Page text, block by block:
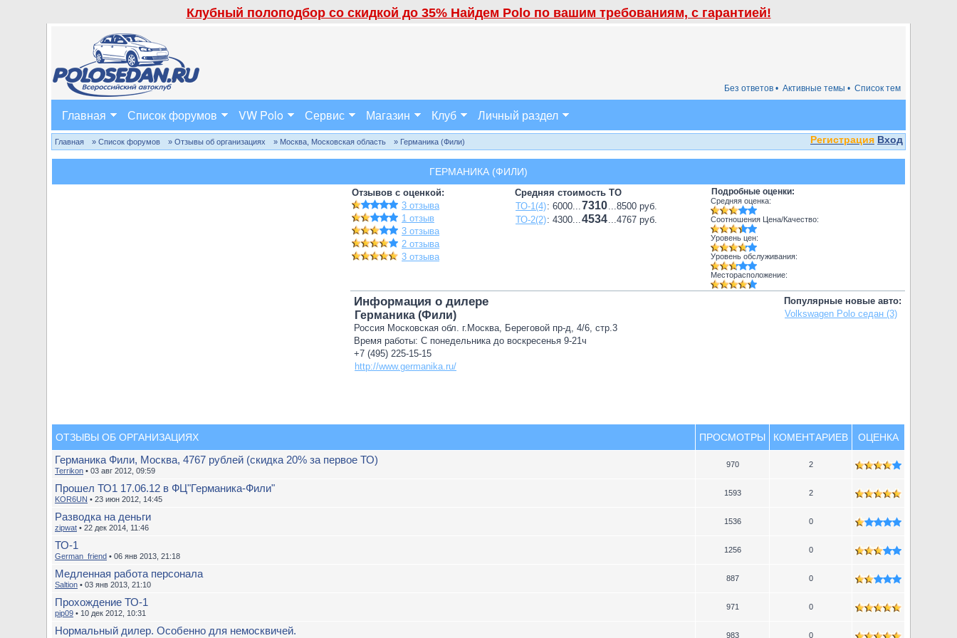
Клубный полоподбор со скидкой до 35% Найдем Polo по вашим требованиям, с гарантией!
Список тем
Активные темы •
Без ответов •
Главная Список форумов VW Polo Сервис Магазин Клуб Личный раздел
Регистрация Вход
Главная » Список форумов » Отзывы об организациях » Москва, Московская область » Германика (Фили)
ГЕРМАНИКА (ФИЛИ)
Отзывов с оценкой:
3 отзыва
1 отзыв
3 отзыва
2 отзыва
3 отзыва
Средняя стоимость ТО
ТО-1(4): 6000...7310...8500 руб.
ТО-2(2): 4300...4534...4767 руб.
Подробные оценки:
Средняя оценка:
Соотношения Цена/Качество:
Уровень цен:
Уровень обслуживания:
Месторасположение:
Популярные новые авто:
Volkswagen Polo седан (3)
Информация о дилере
Германика (Фили)
Россия Московская обл. г.Москва, Береговой пр-д, 4/6, стр.3
Время работы: С понедельника до воскресенья 9-21ч
+7 (495) 225-15-15
http://www.germanika.ru/
ОТЗЫВЫ ОБ ОРГАНИЗАЦИЯХ ПРОСМОТРЫ КОМЕНТАРИЕВ ОЦЕНКА
Германика Фили, Москва, 4767 рублей (скидка 20% за первое ТО)
Terrikon • 03 авг 2012, 09:59
970 2
Прошел ТО1 17.06.12 в ФЦ"Германика-Фили"
KOR6UN • 23 июн 2012, 14:45
1593 2
Разводка на деньги
zipwat • 22 дек 2014, 11:46
1536 0
ТО-1
German_friend • 06 янв 2013, 21:18
1256 0
Медленная работа персонала
Saltion • 03 янв 2013, 21:10
887 0
Прохождение ТО-1
pip09 • 10 дек 2012, 10:31
971 0
Нормальный дилер. Особенно для немосквичей. 983 0